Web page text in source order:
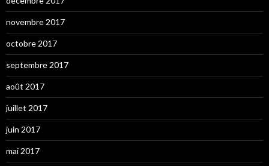
novembre 2017
octobre 2017
septembre 2017
août 2017
juillet 2017
juin 2017
mai 2017